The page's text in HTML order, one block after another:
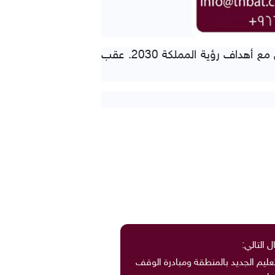
واستمع سموه لنبذة عن أهداف الجمعية وخدماتها في الإسهام بتحقيق التنمية الاجتماعية بما يتوافق مع أهداف رؤية المملكة 2030. عقب
التالي:
الجديد بالمنطقة ومبادرة الوقف